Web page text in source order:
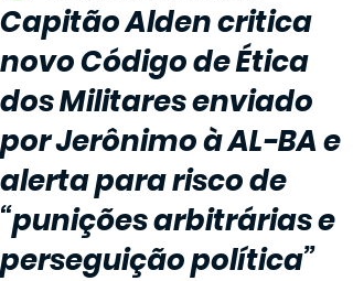
Capitão Alden critica
novo Código de Ética
dos Militares enviado
por Jerônimo à AL-BA e
alerta para risco de
“punições arbitrárias e
perseguição política”